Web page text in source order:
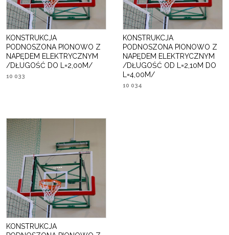
KONSTRUKCJA
PODNOSZONA PIONOWO Z
NAPĘDEM ELEKTRYCZNYM
/DŁUGOŚĆ DO L=2,00M/
10 033
KONSTRUKCJA
PODNOSZONA PIONOWO Z
NAPĘDEM ELEKTRYCZNYM
/DŁUGOŚĆ OD L=2,10M DO
L=4,00M/
10 034
KONSTRUKCJA